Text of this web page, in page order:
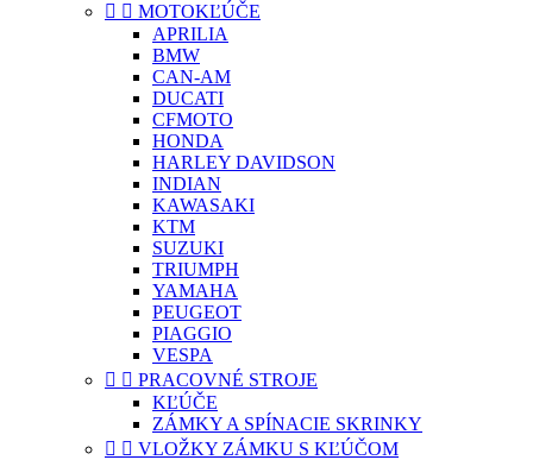
  MOTOKĽÚČE
APRILIA
BMW
CAN-AM
DUCATI
CFMOTO
HONDA
HARLEY DAVIDSON
INDIAN
KAWASAKI
KTM
SUZUKI
TRIUMPH
YAMAHA
PEUGEOT
PIAGGIO
VESPA
  PRACOVNÉ STROJE
KĽÚČE
ZÁMKY A SPÍNACIE SKRINKY
  VLOŽKY ZÁMKU S KĽÚČOM